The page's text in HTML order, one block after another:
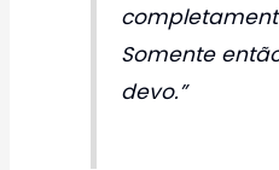
Somente
devo.”